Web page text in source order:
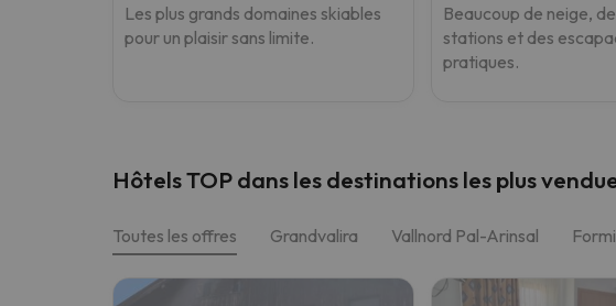
Les plus grands domaines skiables
pour un plaisir sans limite.
Beaucoup de neige,
stations et des
pratiques.
Hôtels TOP dans les destinations les plus
Toutes les offres Grandvalira Vallnord Pal-Arinsal